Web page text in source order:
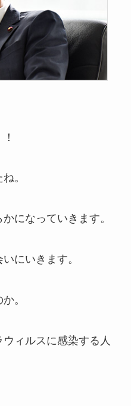
。
になっていきます。
にいきます。
。
ィルスに感染する人